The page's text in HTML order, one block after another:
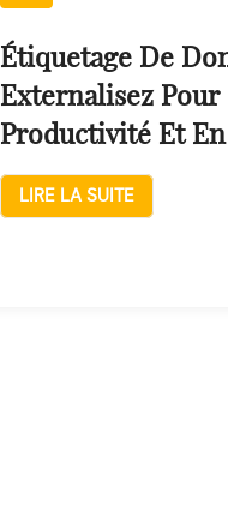
Étiquetage De
Externalisez Pour
Productivité Et
LIRE LA SUITE